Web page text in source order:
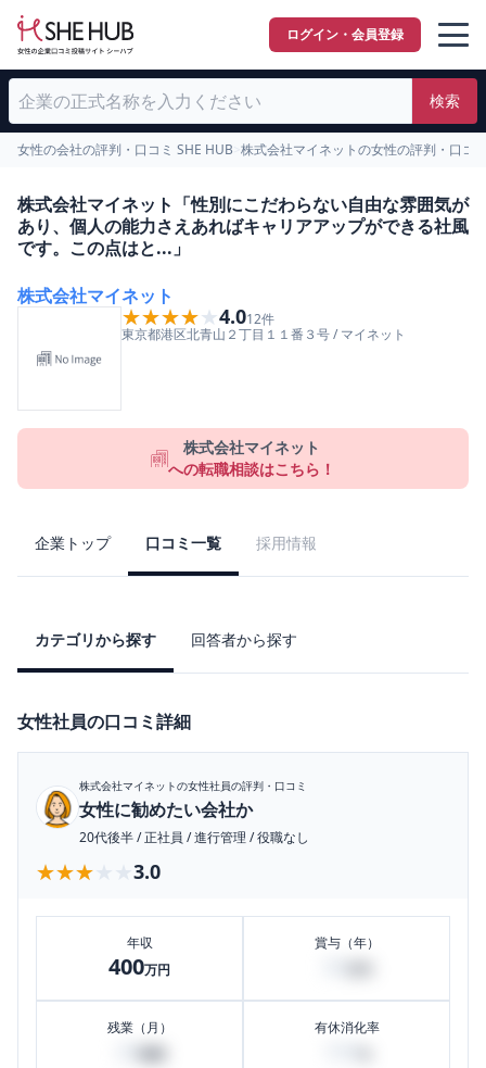
ログイン・会員登録
検索
女性の会社の評判・口コミ SHE HUB 株式会社マイネットの女性の評判・口コ
株式会社マイネット「性別にこだわらない自由な雰囲気が
あり、個人の能力さえあればキャリアアップができる社風
です。この点はと...」
株式会社マイネット
★★★★★
★★★★★4.012件
東京都港区北青山２丁目１１番３号/マイネット
株式会社マイネット
への転職相談はこちら！
企業トップ 口コミ一覧 採用情報
カテゴリから探す 回答者から探す
女性社員の口コミ詳細
株式会社マイネットの女性社員の評判・口コミ
女性に勧めたい会社か
20代後半/正社員 /進行管理 /役職なし
★★★★★
★★★★★ 3.0
年収
400万円
賞与（年）
残業（月） 有休消化率